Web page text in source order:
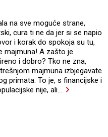
na sve moguće strane,
cura ti ne da jer si se napio
i korak do spokoja su tu,
majmuna! A zašto je
i dobro? Tko ne zna,
majmuna izbjegavate
primata. To je, s financijske i
nije, ali…